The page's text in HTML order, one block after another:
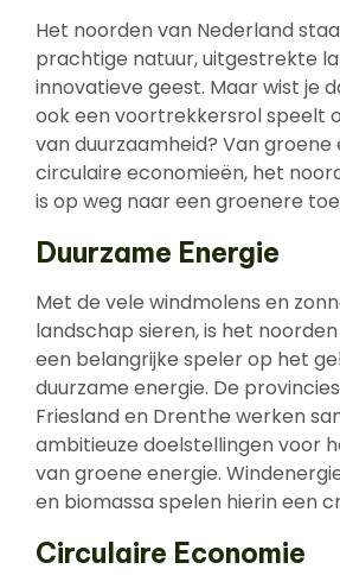
Het noorden van Nederland
prachtige natuur, uitgestrekte
innovatieve geest. Maar wist je
ook een voortrekkersrol speelt
van duurzaamheid? Van
circulaire economieën, het
is op weg naar een groenere
Duurzame Energie
Met de vele windmolens en
landschap sieren, is het
een belangrijke speler op het
duurzame energie. De
Friesland en Drenthe werken
ambitieuze doelstellingen voor
van groene energie.
en biomassa spelen hierin een
Circulaire Economie